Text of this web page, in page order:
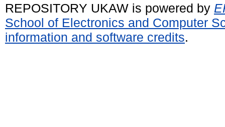
REPOSITORY UKAW is powered by
School of Electronics and Computer
information and software credits.